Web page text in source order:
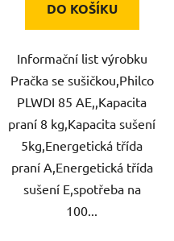
DO KOŠÍKU
Informační list výrobku
Pračka se sušičkou,Philco
PLWDI 85 AE,,Kapacita
praní 8 kg,Kapacita sušení
5kg,Energetická třída
praní A,Energetická třída
sušení E,spotřeba na
100...